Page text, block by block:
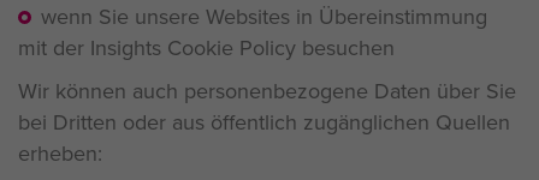
wenn Sie unsere Websites in Übereinstimmung
mit der Insights Cookie Policy besuchen
Wir können auch personenbezogene Daten über Sie
bei Dritten oder aus öffentlich zugänglichen Quellen
erheben: